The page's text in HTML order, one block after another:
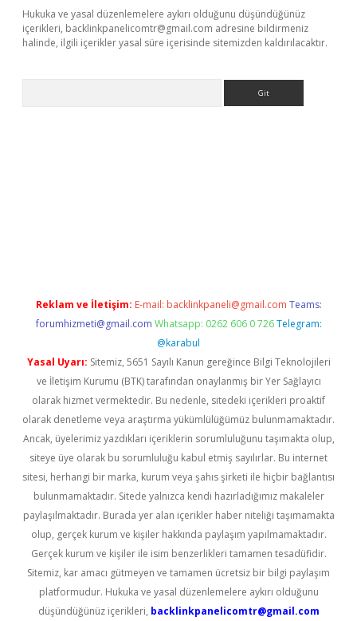
Hukuka ve yasal düzenlemelere aykırı olduğunu düşündüğünüz
içerikleri, backlinkpanelicomtr@gmail.com adresine bildirmeniz
halinde, ilgili içerikler yasal süre içerisinde sitemizden kaldırılacaktır.
Reklam ve İletişim: E-mail: backlinkpaneli@gmail.com Teams:
forumhizmeti@gmail.com Whatsapp: 0262 606 0 726 Telegram:
@karabul
Yasal Uyarı: Sitemiz, 5651 Sayılı Kanun gereğince Bilgi Teknolojileri
ve İletişim Kurumu (BTK) tarafından onaylanmış bir Yer Sağlayıcı
olarak hizmet vermektedir. Bu nedenle, sitedeki içerikleri proaktif
olarak denetleme veya araştırma yükümlülüğümüz bulunmamaktadır.
Ancak, üyelerimiz yazdıkları içeriklerin sorumluluğunu taşımakta olup,
siteye üye olarak bu sorumluluğu kabul etmiş sayılırlar. Bu internet
sitesi, herhangi bir marka, kurum veya şahıs şirketi ile hiçbir bağlantısı
bulunmamaktadır. Sitede yalnızca kendi hazırladığımız makaleler
paylaşılmaktadır. Burada yer alan içerikler haber niteliği taşımamakta
olup, gerçek kurum ve kişiler hakkında paylaşım yapılmamaktadır.
Gerçek kurum ve kişiler ile isim benzerlikleri tamamen tesadüfidir.
Sitemiz, kar amacı gütmeyen ve tamamen ücretsiz bir bilgi paylaşım
platformudur. Hukuka ve yasal düzenlemelere aykırı olduğunu
düşündüğünüz içerikleri, backlinkpanelicomtr@gmail.com